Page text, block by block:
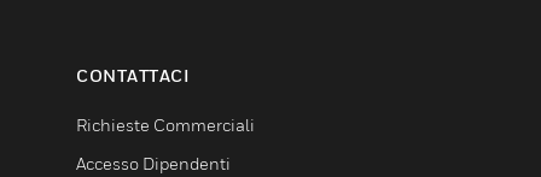
CONTATTACI
Richieste Commerciali
Accesso Dipendenti